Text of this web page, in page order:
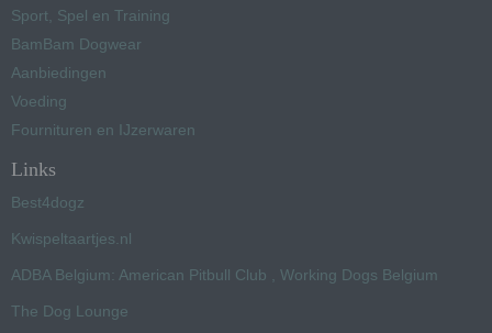
Sport, Spel en Training
BamBam Dogwear
Aanbiedingen
Voeding
Fournituren en IJzerwaren
Links
Best4dogz
Kwispeltaartjes.nl
ADBA Belgium: American Pitbull Club , Working Dogs Belgium
The Dog Lounge